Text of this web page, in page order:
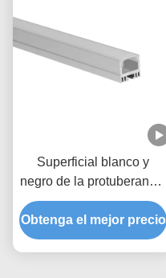
Superficial blanco y
negro de la protuberancia
del LED del cuadrado
17*15m m de la cubierta
de aluminio de la PC
Obtenga el mejor precio